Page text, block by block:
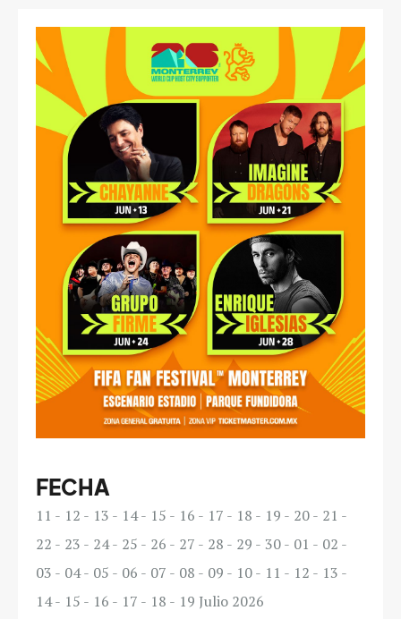
FECHA
11 12 13 14 15 16 17 18 19 20
21
22
23 24 25 26 27 28 29 30 01
02
03
04 05 06 07 08 09 10 11 12
13
14
15 16 17 18 19 Julio 2026